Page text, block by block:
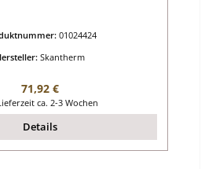
01024424
Skantherm
Regulärer Preis:
71,92 €
ca. 2-3 Wochen
Details